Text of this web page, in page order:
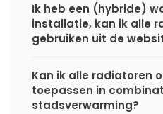
Ik heb een (hybride)
installatie, kan ik alle
gebruiken uit de
Kan ik alle radiatoren
toepassen in
stadsverwarming?